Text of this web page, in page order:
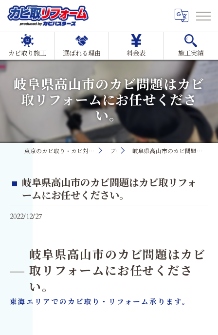
カビ取り施工 選ばれる理由 料金表 施工実績
岐阜県高山市のカビ問題はカビ
取リフォームにお任せくださ
い。
東京のカビ取り・カビ対策ならMIST工法®カビ取リフォーム ブログ 岐阜県高山市のカビ問題はカビ取リフォームにお任せください。
岐阜県高山市のカビ問題はカビ取リフォ
ームにお任せください。
2022/12/27
岐阜県高山市のカビ問題はカビ
取リフォームにお任せくださ
い。
東海エリアでのカビ取り・リフォーム承ります。